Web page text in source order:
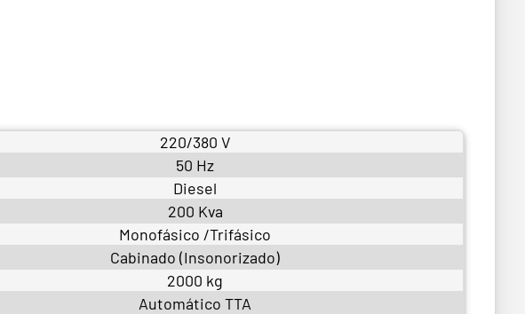
220/380 V
50 Hz
Diesel
200 Kva
Monofásico /Trifásico
Cabinado (Insonorizado)
2000 kg
Automático TTA